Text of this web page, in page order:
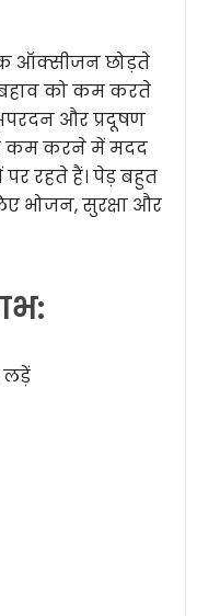
ऑक्सीजन छोड़ते
बहाव को कम करते
और प्रदूषण
कम करने में मदद
रहते हैं। पेड़ बहुत
भोजन, सुरक्षा और
लड़ें